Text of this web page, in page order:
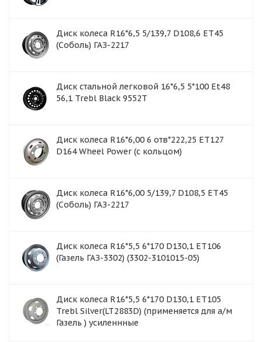
Диск колеса R16*6,5 5/139,7 D108,6 ET45
(Соболь) ГАЗ-2217
Диск стальной легковой 16*6,5 5*100 Et48
56,1 Trebl Black 9552T
Диск колеса R16*6,00 6 отв*222,25 ET127
D164 Wheel Power (с кольцом)
Диск колеса R16*6,00 5/139,7 D108,5 ET45
(Соболь) ГАЗ-2217
Диск колеса R16*5,5 6*170 D130,1 ET106
(Газель ГАЗ-3302) (3302-3101015-05)
Диск колеса R16*5,5 6*170 D130,1 ET105
Trebl Silver(LT2883D) (применяется для а/м
Газель ) усиленнные